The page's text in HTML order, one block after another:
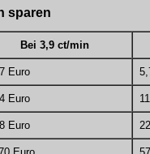
sparen
Bei 3,9 ct/min
Euro
Euro
Euro